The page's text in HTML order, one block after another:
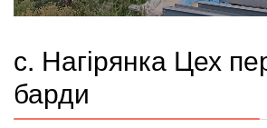
с. Нагірянка Цех
барди